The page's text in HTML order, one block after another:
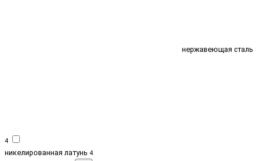
нержавеющая сталь
4
никелированная латунь 4